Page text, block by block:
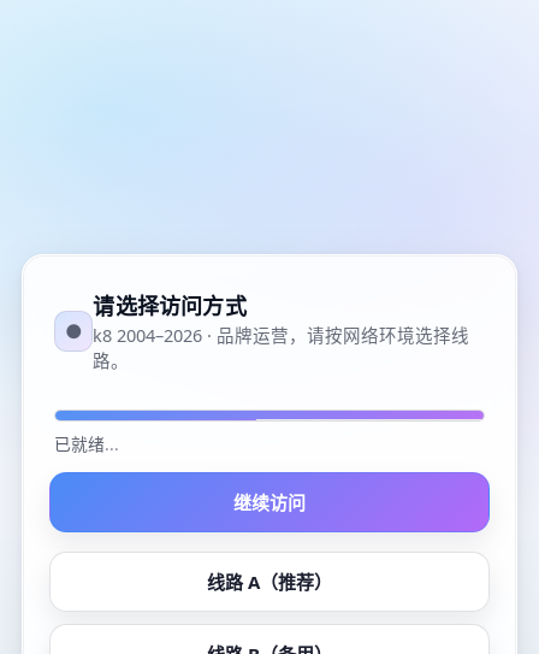
●
请选择访问方式
k8 2004–2026 · 品牌运营，请按网络环境选择线
路。
已就绪...
继续访问
线路 A（推荐）